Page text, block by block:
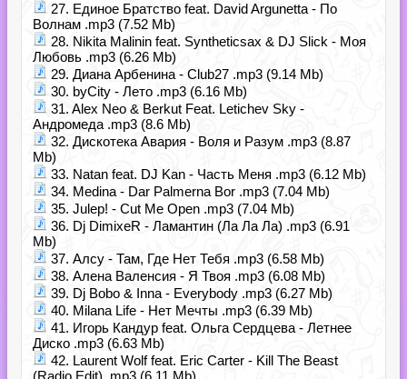
27. Единое Братство feat. David Argunetta - По
Волнам .mp3 (7.52 Mb)
28. Nikita Malinin feat. Syntheticsax & DJ Slick - Моя
Любовь .mp3 (6.26 Mb)
29. Диана Арбенина - Club27 .mp3 (9.14 Mb)
30. byCity - Лето .mp3 (6.16 Mb)
31. Alex Neo & Berkut Feat. Letichev Sky -
Андромеда .mp3 (8.6 Mb)
32. Дискотека Авария - Воля и Разум .mp3 (8.87
Mb)
33. Natan feat. DJ Kan - Часть Меня .mp3 (6.12 Mb)
34. Medina - Dar Palmerna Bor .mp3 (7.04 Mb)
35. Julep! - Cut Me Open .mp3 (7.04 Mb)
36. Dj DimixeR - Ламантин (Ла Ла Ла) .mp3 (6.91
Mb)
37. Алсу - Там, Где Нет Тебя .mp3 (6.58 Mb)
38. Алена Валенсия - Я Твоя .mp3 (6.08 Mb)
39. Dj Bobo & Inna - Everybody .mp3 (6.27 Mb)
40. Milana Life - Нет Мечты .mp3 (6.39 Mb)
41. Игорь Кандур feat. Ольга Сердцева - Летнее
Диско .mp3 (6.63 Mb)
42. Laurent Wolf feat. Eric Carter - Kill The Beast
(Radio Edit) .mp3 (6.11 Mb)